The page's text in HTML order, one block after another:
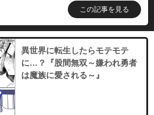
この記事を見る
異世界に転生したらモテモテ
に…？『股間無双～嫌われ勇者
は魔族に愛される～』